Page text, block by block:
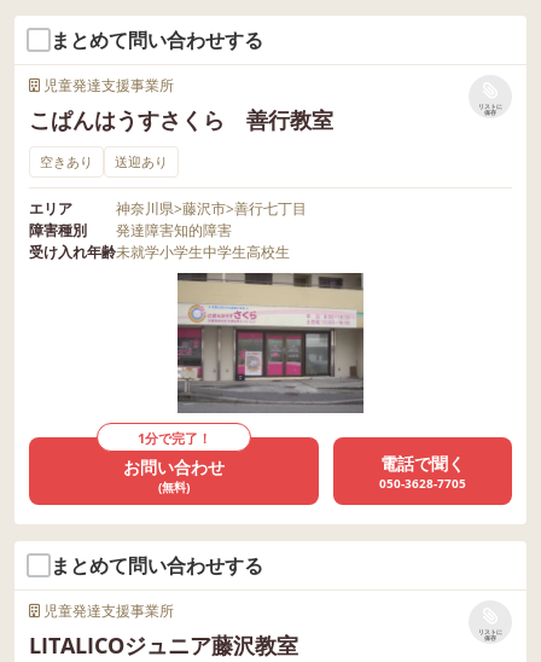
まとめて問い合わせする
児童発達支援事業所
こぱんはうすさくら 善行教室
リストに
保存
空きあり 送迎あり
エリア 神奈川県>藤沢市>善行七丁目
障害種別
発達障害知的障害
受け入れ年齢未就学小学生中学生高校生
1分で完了！
お問い合わせ
(無料)
電話で聞く
050-3628-7705
まとめて問い合わせする
児童発達支援事業所
LITALICOジュニア藤沢教室
リストに
保存